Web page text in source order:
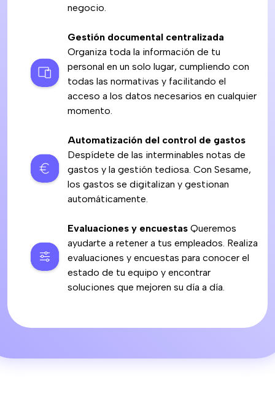
negocio.
Gestión documental centralizada
Organiza toda la información de tu
personal en un solo lugar, cumpliendo con
todas las normativas y facilitando el
acceso a los datos necesarios en cualquier
momento.
Automatización del control de gastos
Despídete de las interminables notas de
gastos y la gestión tediosa. Con Sesame,
los gastos se digitalizan y gestionan
automáticamente.
Evaluaciones y encuestas Queremos
ayudarte a retener a tus empleados. Realiza
evaluaciones y encuestas para conocer el
estado de tu equipo y encontrar
soluciones que mejoren su día a día.